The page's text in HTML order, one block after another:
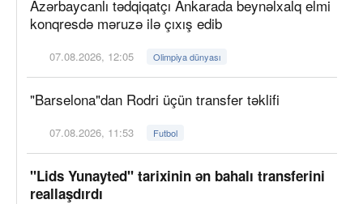
Azərbaycanlı tədqiqatçı Ankarada beynəlxalq elmi
konqresdə məruzə ilə çıxış edib
07.08.2026, 12:05 Olimpiya dünyası
"Barselona"dan Rodri üçün transfer təklifi
07.08.2026, 11:53 Futbol
"Lids Yunayted" tarixinin ən bahalı transferini
reallaşdırdı